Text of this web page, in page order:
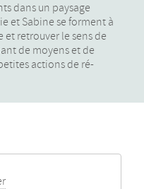
dans un paysage
et Sabine se forment à
et retrouver le sens de
de moyens et de
actions de ré-